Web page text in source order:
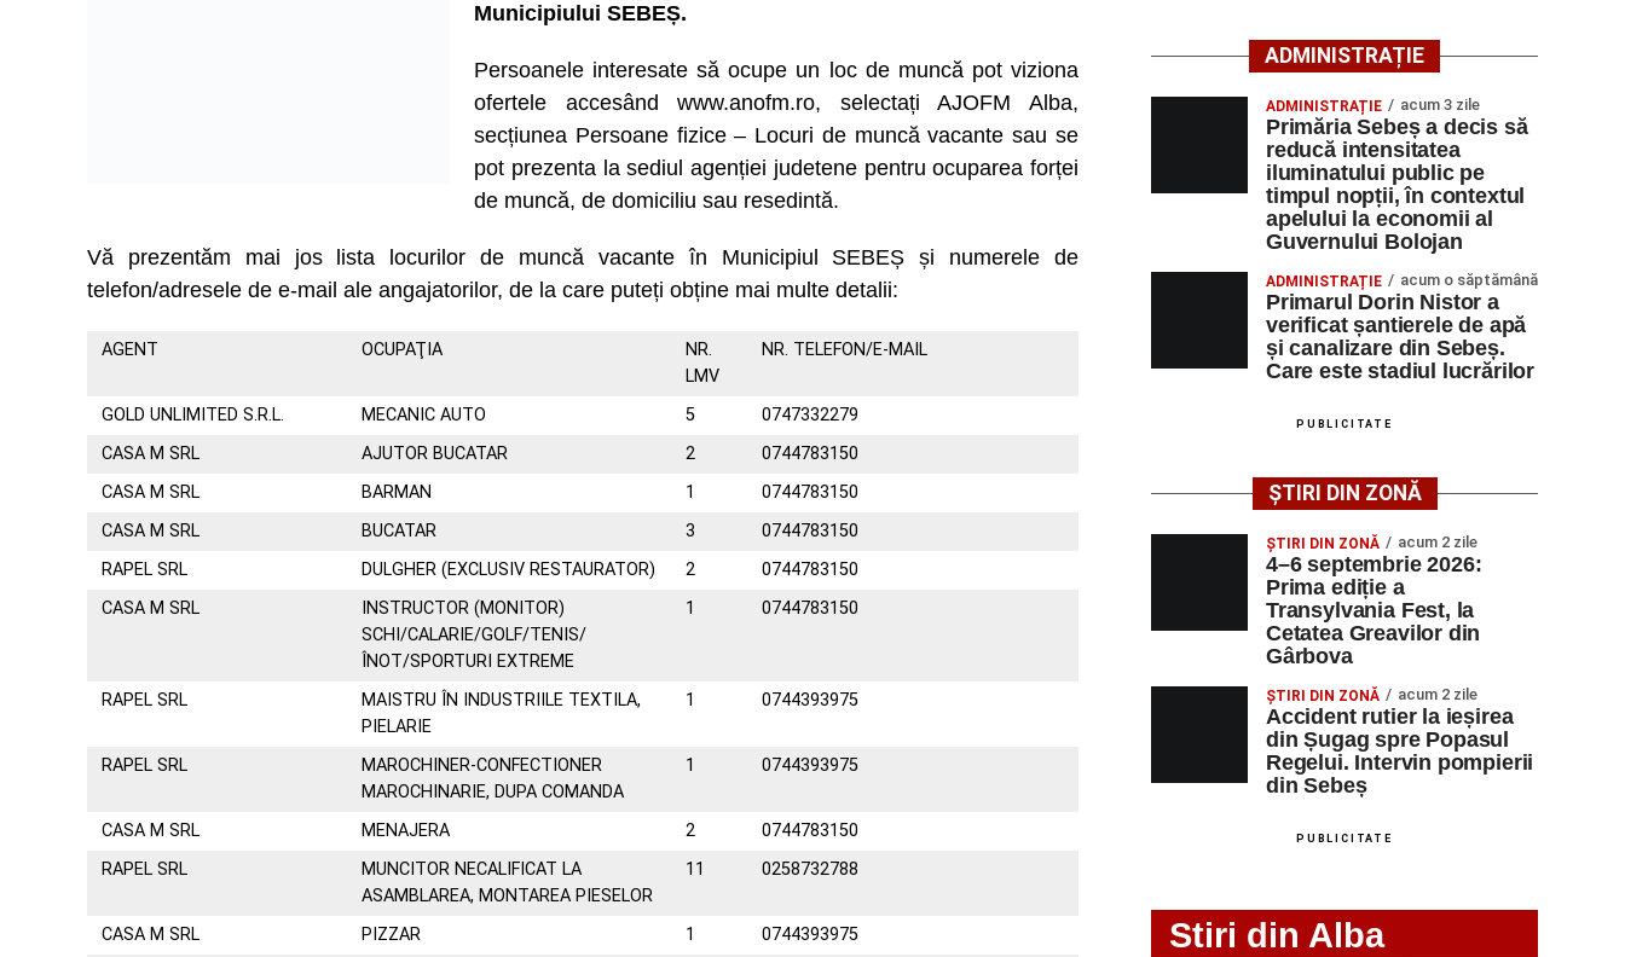
Municipiului SEBEȘ.
Persoanele interesate să ocupe un loc de muncă pot viziona
ofertele accesând www.anofm.ro, selectați AJOFM Alba,
secțiunea Persoane fizice – Locuri de muncă vacante sau se
pot prezenta la sediul agenției judetene pentru ocuparea forței
de muncă, de domiciliu sau resedintă.
Vă prezentăm mai jos lista locurilor de muncă vacante în Municipiul SEBEȘ și numerele de
telefon/adresele de e-mail ale angajatorilor, de la care puteți obține mai multe detalii:
AGENT OCUPAŢIA
NR.
LMV
NR. TELEFON/E-MAIL
GOLD UNLIMITED S.R.L. MECANIC AUTO 5
0747332279
CASA M SRL
AJUTOR BUCATAR 2
0744783150
CASA M SRL
BARMAN 1
0744783150
CASA M SRL
BUCATAR 3
0744783150
RAPEL SRL
DULGHER (EXCLUSIV RESTAURATOR) 2
0744783150
CASA M SRL
INSTRUCTOR (MONITOR)
SCHI/CALARIE/GOLF/TENIS/
ÎNOT/SPORTURI EXTREME
1 0744783150
RAPEL SRL
MAISTRU ÎN INDUSTRIILE TEXTILA,
PIELARIE
1 0744393975
RAPEL SRL
MAROCHINER-CONFECTIONER
MAROCHINARIE, DUPA COMANDA
1 0744393975
CASA M SRL MENAJERA 2
0744783150
RAPEL SRL
MUNCITOR NECALIFICAT LA
ASAMBLAREA, MONTAREA PIESELOR
11 0258732788
CASA M SRL PIZZAR 1
0744393975
ADMINISTRAȚIE
ADMINISTRAȚIE acum 3 zile
Primăria Sebeș a decis să
reducă intensitatea
iluminatului public pe
timpul nopții, în contextul
apelului la economii al
Guvernului Bolojan
ADMINISTRAȚIE acum o săptămână
Primarul Dorin Nistor a
verificat șantierele de apă
și canalizare din Sebeș.
Care este stadiul lucrărilor
PUBLICITATE
ȘTIRI DIN ZONĂ
ȘTIRI DIN ZONĂ acum 2 zile
4–6 septembrie 2026:
Prima ediție a
Transylvania Fest, la
Cetatea Greavilor din
Gârbova
ȘTIRI DIN ZONĂ acum 2 zile
Accident rutier la ieșirea
din Șugag spre Popasul
Regelui. Intervin pompierii
din Sebeș
PUBLICITATE
Stiri din Alba